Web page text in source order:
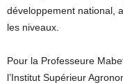
développement national,
les niveaux.
Pour la Professeure
l’Institut Supérieur